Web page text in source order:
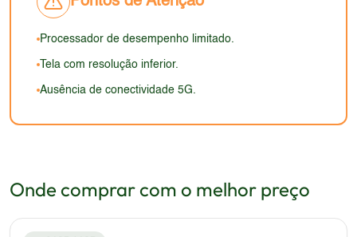
Processador de desempenho limitado.
Tela com resolução inferior.
Ausência de conectividade 5G.
Onde comprar com o melhor preço